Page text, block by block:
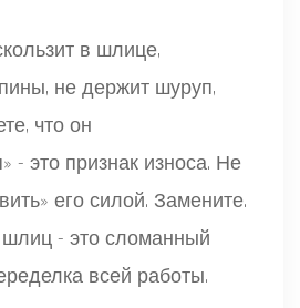
в шлице,
не держит шуруп,
что он
- это признак износа. Не
его силой. Замените.
- это сломанный
всей работы.